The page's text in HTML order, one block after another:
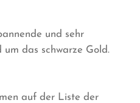
und sehr
das schwarze Gold.
auf der Liste der